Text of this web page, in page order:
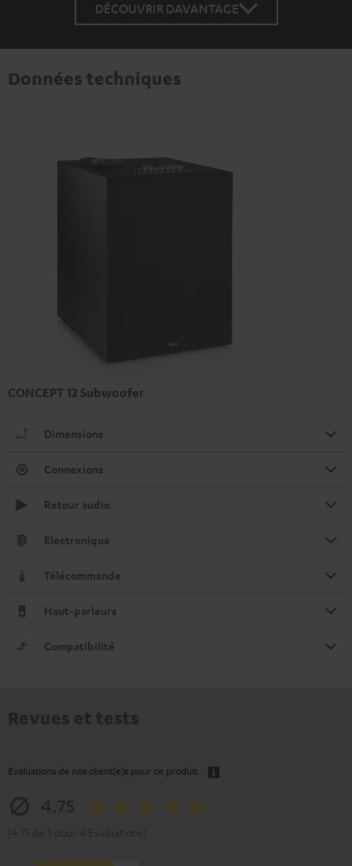
DÉCOUVRIR DAVANTAGE
Données techniques
CONCEPT 12 Subwoofer
Dimensions
Connexions
Retour audio
Electronique
Télécommande
Haut-parleurs
Compatibilité
Evaluations de nos client(e)s pour ce produit.